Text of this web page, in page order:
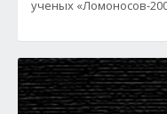
ученых «Ломоносов-